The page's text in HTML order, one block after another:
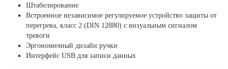
Штабелирование
Встроенное независимое регулируемое устройство защиты от
перегрева, класс 2 (DIN 12880) с визуальным сигналом
тревоги
Эргономичный дизайн ручки
Интерфейс USB для записи данных